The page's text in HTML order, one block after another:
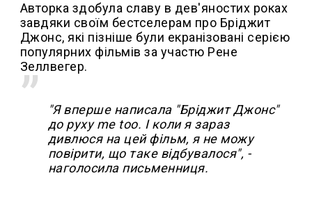
Авторка здобула славу в дев'яностих роках
завдяки своїм бестселерам про Бріджит
Джонс, які пізніше були екранізовані серією
популярних фільмів за участю Рене
Зеллвегер.
"Я вперше написала "Бріджит Джонс"
до руху me too. І коли я зараз
дивлюся на цей фільм, я не можу
повірити, що таке відбувалося", -
наголосила письменниця.